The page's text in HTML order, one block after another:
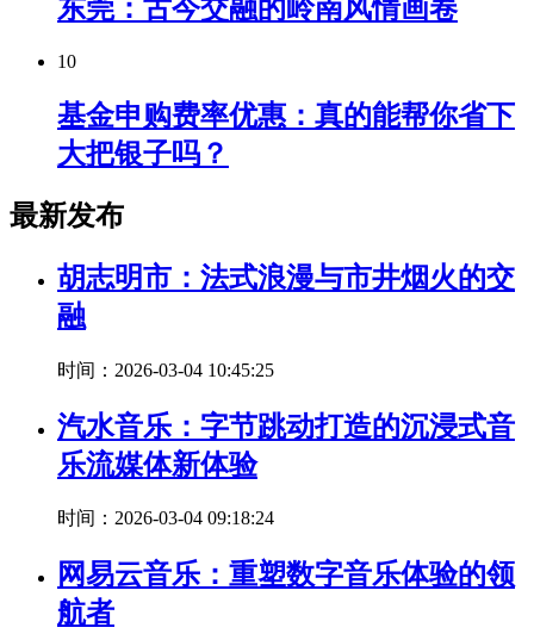
东莞：古今交融的岭南风情画卷
10
基金申购费率优惠：真的能帮你省下
大把银子吗？
最新发布
胡志明市：法式浪漫与市井烟火的交
融
时间：2026-03-04 10:45:25
汽水音乐：字节跳动打造的沉浸式音
乐流媒体新体验
时间：2026-03-04 09:18:24
网易云音乐：重塑数字音乐体验的领
航者